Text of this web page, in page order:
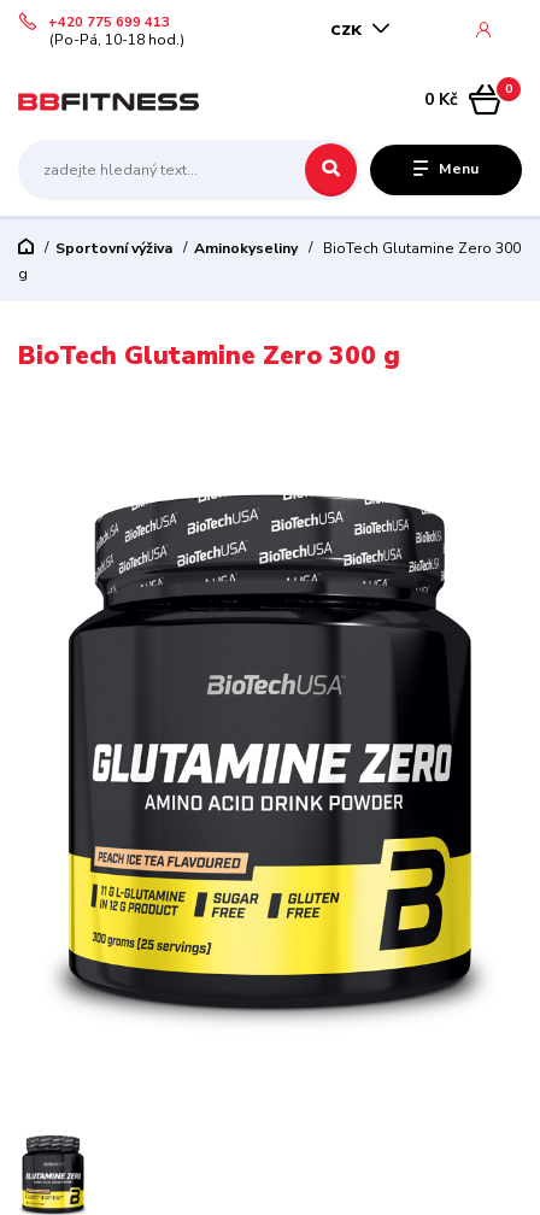
Menu
CZK
+420 775 699 413
(Po-Pá, 10-18 hod.)
0
0 Kč
Sportovní výživa Aminokyseliny
BioTech Glutamine Zero 300
g
BioTech Glutamine Zero 300 g